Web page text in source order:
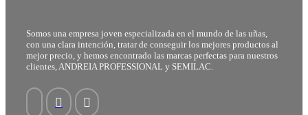
Somos una empresa joven especializada en el mundo de las uñas,
con una clara intención, tratar de conseguir los mejores productos al
mejor precio, y hemos encontrado las marcas perfectas para nuestros
clientes, ANDREIA PROFESSIONAL y SEMILAC.